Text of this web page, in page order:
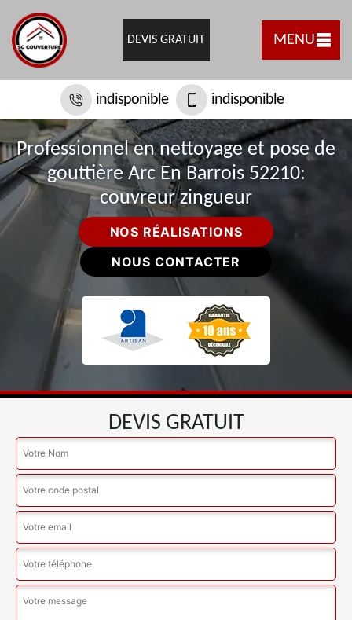
DEVIS GRATUIT MENU
indisponible indisponible
Professionnel en nettoyage et pose de
gouttière Arc En Barrois 52210:
couvreur zingueur
NOS RÉALISATIONS
NOUS CONTACTER
DEVIS GRATUIT